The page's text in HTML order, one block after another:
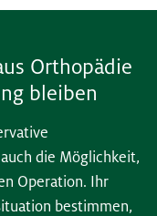
Orthopädie
bleiben
die Möglichkeit,
Operation. Ihr
bestimmen,